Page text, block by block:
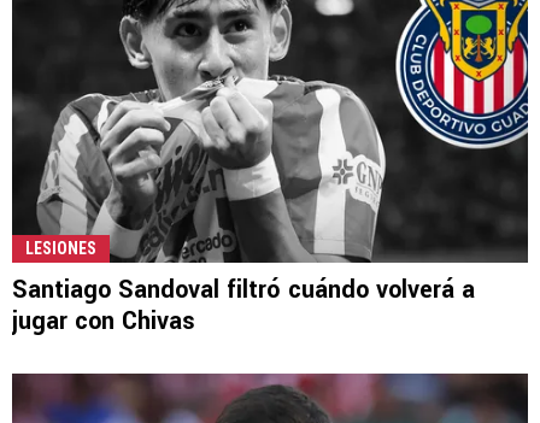
LESIONES
Santiago Sandoval filtró cuándo volverá a
jugar con Chivas